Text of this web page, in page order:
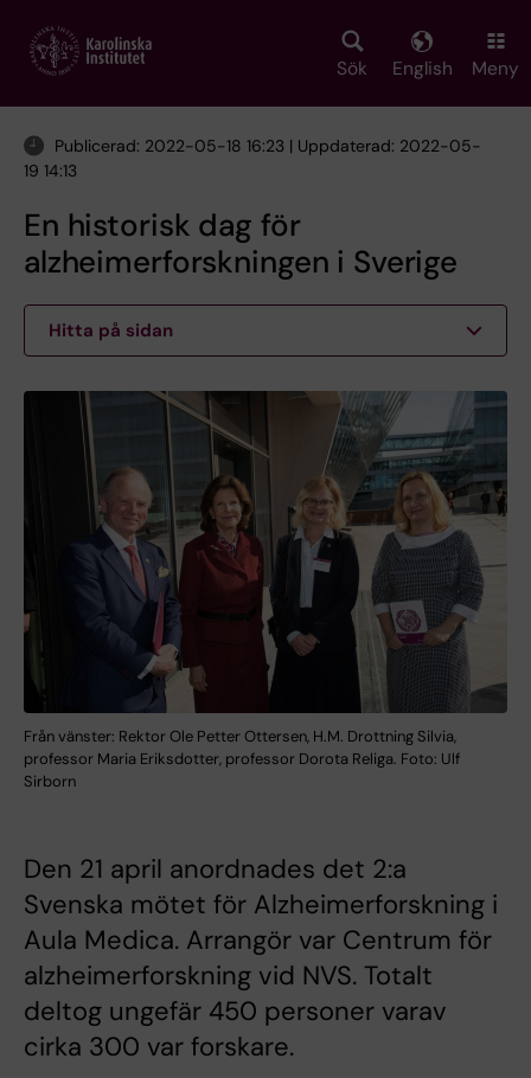
main
Sök English Meny
Publicerad: 2022-05-18 16:23 | Uppdaterad: 2022-05-
19 14:13
En historisk dag för
alzheimerforskningen i Sverige
Hitta på sidan
Från vänster: Rektor Ole Petter Ottersen, H.M. Drottning Silvia,
professor Maria Eriksdotter, professor Dorota Religa. Foto: Ulf
Sirborn
Den 21 april anordnades det 2:a
Svenska mötet för Alzheimerforskning i
Aula Medica. Arrangör var Centrum för
alzheimerforskning vid NVS. Totalt
deltog ungefär 450 personer varav
cirka 300 var forskare.